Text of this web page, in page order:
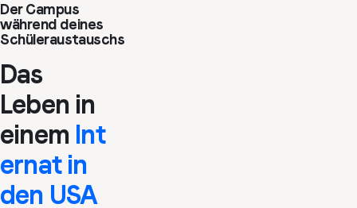
Der Campus
während deines
Schüleraustauschs
Das
Leben in
einem Int
ernat in
den USA